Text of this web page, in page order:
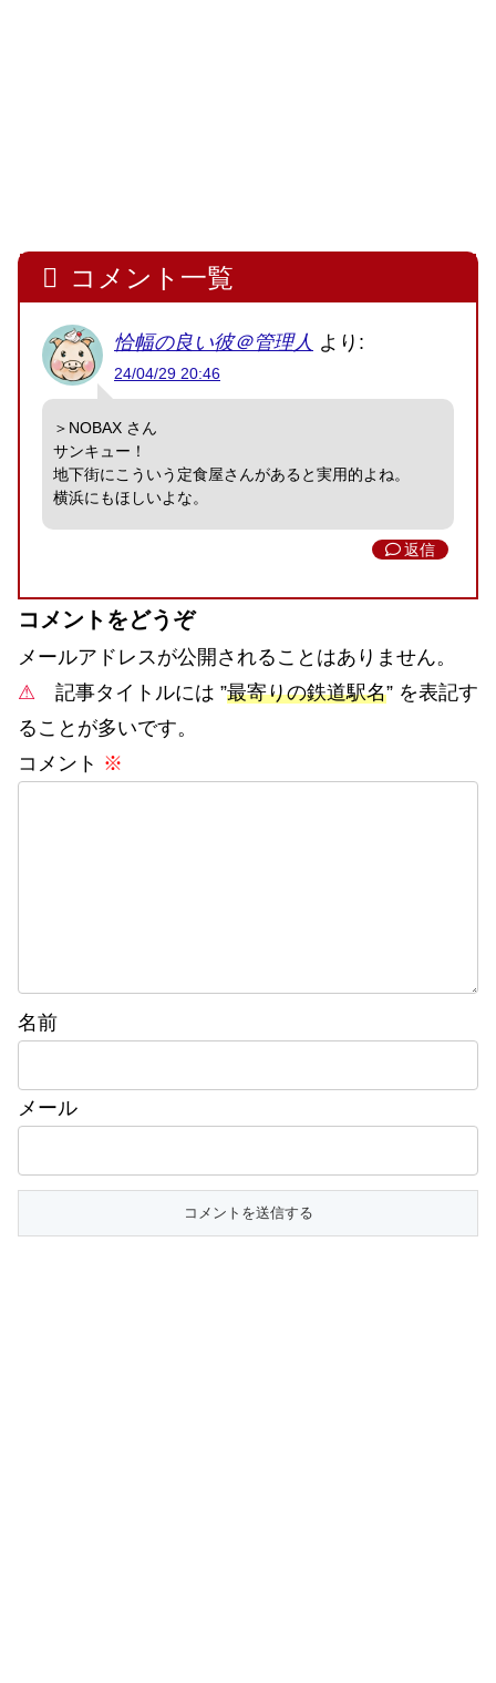
コメント一覧
恰幅の良い彼＠管理人 より:
24/04/29 20:46
＞NOBAX さん
サンキュー！
地下街にこういう定食屋さんがあると実用的よね。
横浜にもほしいよな。
返信
コメントをどうぞ
メールアドレスが公開されることはありません。
⚠ 記事タイトルには ”最寄りの鉄道駅名” を表記す
ることが多いです。
コメント ※
名前
メール